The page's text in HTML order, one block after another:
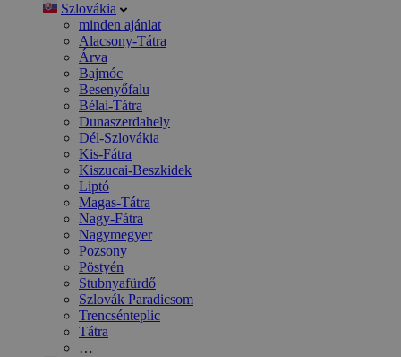
Szlovákia
minden ajánlat
Alacsony-Tátra
Árva
Bajmóc
Besenyőfalu
Bélai-Tátra
Dunaszerdahely
Dél-Szlovákia
Kis-Fátra
Kiszucai-Beszkidek
Liptó
Magas-Tátra
Nagy-Fátra
Nagymegyer
Pozsony
Pöstyén
Stubnyafürdő
Szlovák Paradicsom
Trencsénteplic
Tátra
…